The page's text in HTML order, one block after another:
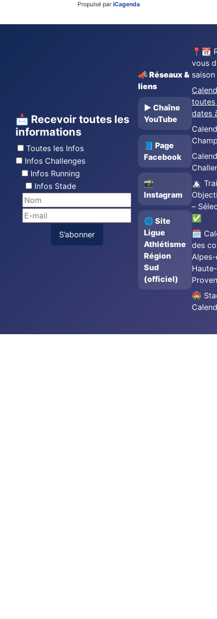
Propulsé pariCagenda
📩 Recevoir toutes les
informations
Toutes les Infos
Infos Challenges
Infos Running
Infos Stade
S’abonner
📣 Réseaux &
liens
▶️ Chaîne
YouTube
📘 Page
Facebook
📸
Instagram
🌐 Site
Ligue
Athlétisme
Région
Sud
(officiel)
📍📆
vous
saison
toutes
dates
🏔️
–
✅
🗓️
des
Haute-
🏟️